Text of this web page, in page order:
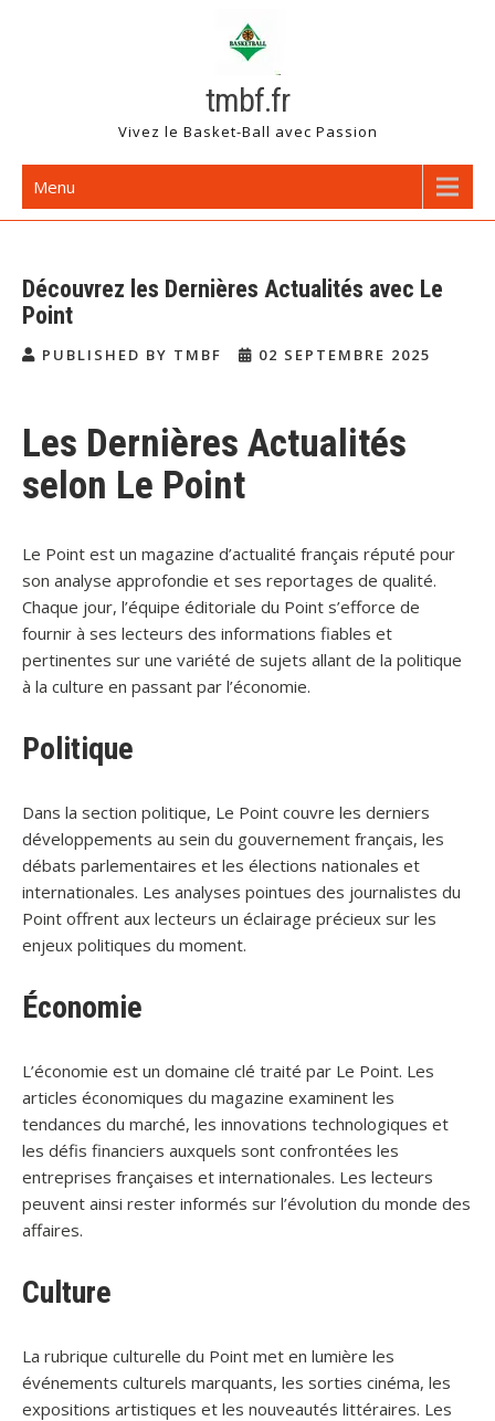
tmbf.fr
Vivez le Basket-Ball avec Passion
Menu
Découvrez les Dernières Actualités avec Le
Point
PUBLISHED BY TMBF 02 SEPTEMBRE 2025
Les Dernières Actualités
selon Le Point
Le Point est un magazine d’actualité français réputé pour
son analyse approfondie et ses reportages de qualité.
Chaque jour, l’équipe éditoriale du Point s’efforce de
fournir à ses lecteurs des informations fiables et
pertinentes sur une variété de sujets allant de la politique
à la culture en passant par l’économie.
Politique
Dans la section politique, Le Point couvre les derniers
développements au sein du gouvernement français, les
débats parlementaires et les élections nationales et
internationales. Les analyses pointues des journalistes du
Point offrent aux lecteurs un éclairage précieux sur les
enjeux politiques du moment.
Économie
L’économie est un domaine clé traité par Le Point. Les
articles économiques du magazine examinent les
tendances du marché, les innovations technologiques et
les défis financiers auxquels sont confrontées les
entreprises françaises et internationales. Les lecteurs
peuvent ainsi rester informés sur l’évolution du monde des
affaires.
Culture
La rubrique culturelle du Point met en lumière les
événements culturels marquants, les sorties cinéma, les
expositions artistiques et les nouveautés littéraires. Les